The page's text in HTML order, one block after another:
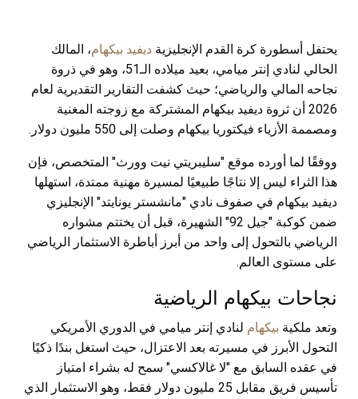
يحتفل أسطورة كرة القدم الإنجليزية ديفيد بيكهام، المالك
الحالي لنادي إنتر ميامي، بعيد ميلاده الـ51، وهو في ذروة
نجاحه المالي والرياضي؛ حيث كشفت التقارير التقديرية لعام
2026 أن ثروة ديفيد بيكهام المشتركة مع زوجته المغنية
ومصممة الأزياء فيكتوريا بيكهام وصلت إلى 550 مليون دولار.
ووفقًا لما أورده موقع "سليبريتي نيت وورث" المتخصص، فإن
هذا الثراء ليس إلا نتاجًا طبيعيًا لمسيرة مهنية ممتدة، استهلها
ديفيد بيكهام في صفوف نادي "مانشستر يونايتد" الإنجليزي
ضمن كوكبة "جيل 92" الشهيرة، قبل أن يختتم مشواره
الرياضي بالتحول إلى واحد من أبرز أباطرة الاستثمار الرياضي
على مستوى العالم.
نجاحات بيكهام الرياضية
وتعد ملكية بيكهام لنادي إنتر ميامي في الدوري الأمريكي
التحول الأبرز في مسيرته بعد الاعتزال، حيث استغل بندًا ذكيًا
في عقده السابق مع "لا غالاكسي" سمح له بشراء امتياز
تأسيس فريق مقابل 25 مليون دولار فقط، وهو الاستثمار الذي